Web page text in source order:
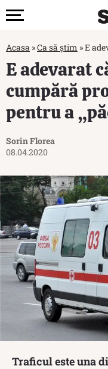
Acasa »Ca să știm »E
E adevarat
cumpără
pentru a
Sorin Florea
08.04.2020
Traficul este una